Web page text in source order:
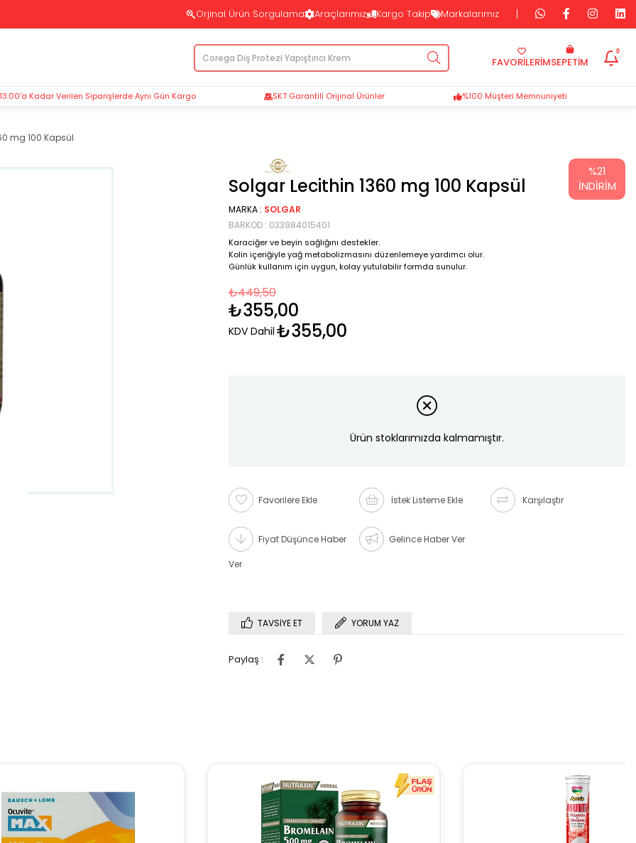
Orjinal Ürün Sorgulama Araçlarımız Kargo Takip Markalarımız
SEPETIM
FAVORİLERİM
0
Kadar Verilen Siparişlerde Aynı Gün Kargo SKT Garantili Orijinal Ürünler %100 Müşteri Memnuniyeti
mg 100 Kapsül
Solgar Lecithin 1360 mg 100 Kapsül
MARKA : SOLGAR
BARKOD : 033984015401
Karaciğer ve beyin sağlığını destekler.
Kolin içeriğiyle yağ metabolizmasını düzenlemeye yardımcı olur.
Günlük kullanım için uygun, kolay yutulabilir formda sunulur.
₺449,50
₺355,00
KDV Dahil ₺355,00
%21
İNDIRIM
Ürün stoklarımızda kalmamıştır.
Favorilere Ekle İstek Listeme Ekle Karşılaştır
Fiyat Düşünce Haber
Ver
Gelince Haber Ver
TAVSIYE ET YORUM YAZ
Paylaş :